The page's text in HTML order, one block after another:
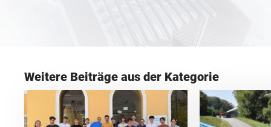
Weitere Beiträge aus der Kategorie